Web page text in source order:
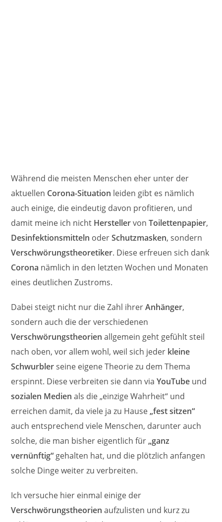
Während die meisten Menschen eher unter der
aktuellen Corona-Situation leiden gibt es nämlich
auch einige, die eindeutig davon profitieren, und
damit meine ich nicht HerstellervonToilettenpapier,
Desinfektionsmitteln oderSchutzmasken, sondern
Verschwörungstheoretiker. Diese erfreuen sich dank
Corona nämlich in den letzten Wochen und Monaten
eines deutlichen Zustroms.
Dabei steigt nicht nur die Zahl ihrerAnhänger,
sondern auch die der verschiedenen
Verschwörungstheorien allgemein geht gefühlt steil
nach oben, vor allem wohl, weil sich jeder kleine
Schwurblerseine eigene Theorie zu dem Thema
erspinnt. Diese verbreiten sie dann viaYouTube und
sozialen Medien als die „einzige Wahrheit“ und
erreichen damit, da viele ja zu Hause„fest sitzen“
auch entsprechend viele Menschen, darunter auch
solche, die man bisher eigentlich für„ganz
vernünftig“ gehalten hat, und die plötzlich anfangen
solche Dinge weiter zu verbreiten.
Ich versuche hier einmal einige der
Verschwörungstheorien aufzulisten und kurz zu